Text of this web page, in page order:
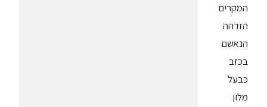
המקרים
הזדהה
הנאשם
בכזב
כבעל
מלון